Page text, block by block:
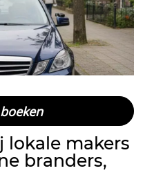
lokale makers
branders,